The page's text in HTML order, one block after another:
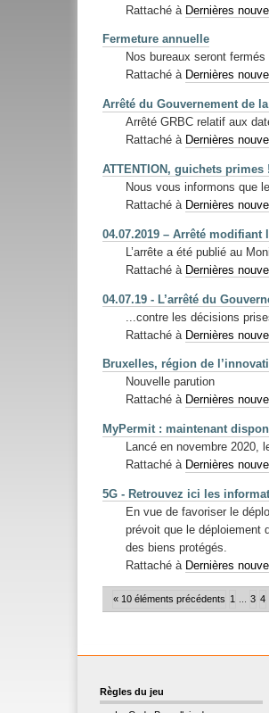
Rattaché à Dernières
Fermeture annuelle
Nos bureaux seront
Rattaché à Dernières
Arrêté du Gouvernement de
Arrêté GRBC relatif aux
Rattaché à Dernières
ATTENTION, guichets primes !
Nous vous informons que
Rattaché à Dernières
04.07.2019 – Arrêté
L’arrête a été publié au
Rattaché à Dernières
04.07.19 - L’arrêté du
...contre les décisions
Rattaché à Dernières
Bruxelles, région de
Nouvelle parution
Rattaché à Dernières
MyPermit : maintenant
Lancé en novembre 2020,
Rattaché à Dernières
5G - Retrouvez ici les
En vue de favoriser le
prévoit que le déploiement
des biens protégés.
Rattaché à Dernières
« 10 éléments précédents 1 3 4
Règles du jeu